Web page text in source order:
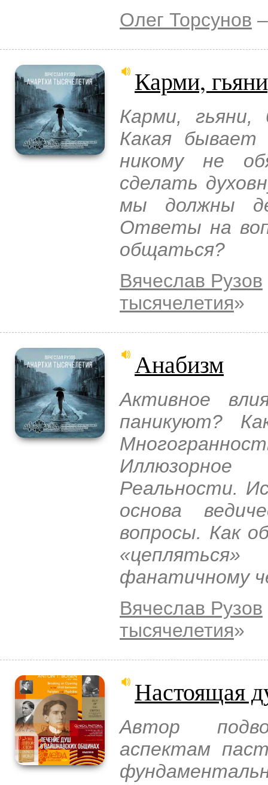
Олег Торсунов
Карми,
Карми, гьяни,
Какая
никому не
сделать
мы должны
Ответы на
общаться?
Вячеслав Рузов
тысячелетия»
Анабизм
Активное
паникуют?
Реальности.
основа
вопросы. Как
фанатичному
Вячеслав Рузов
тысячелетия»
Настоящая
Автор
аспектам